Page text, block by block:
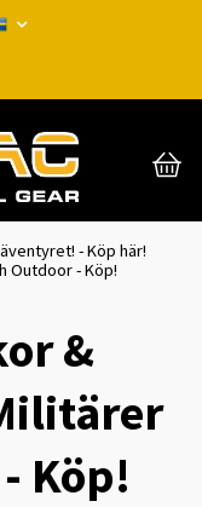
- Köp här!
Outdoor - Köp!
&
Köp!